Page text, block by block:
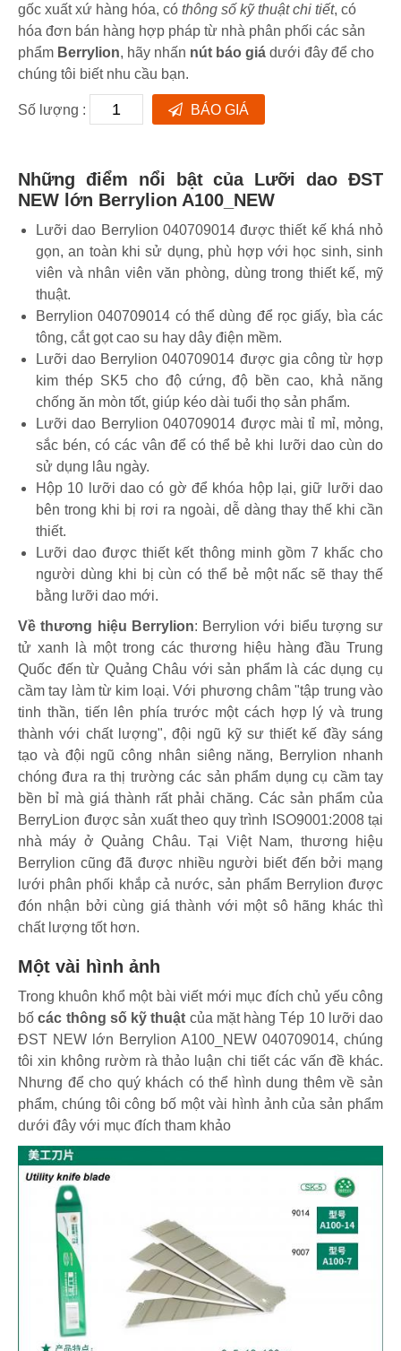
gốc xuất xứ hàng hóa, có thông số kỹ thuật chi tiết, có
hóa đơn bán hàng hợp pháp từ nhà phân phối các sản
phẩm Berrylion, hãy nhấn nút báo giá dưới đây để cho
chúng tôi biết nhu cầu bạn.
Số lượng : BÁO GIÁ
Những điểm nổi bật của Lưỡi dao ĐST
NEW lớn Berrylion A100_NEW
Lưỡi dao Berrylion 040709014 được thiết kế khá nhỏ
gọn, an toàn khi sử dụng, phù hợp với học sinh, sinh
viên và nhân viên văn phòng, dùng trong thiết kế, mỹ
thuật.
Berrylion 040709014 có thể dùng để rọc giấy, bìa các
tông, cắt gọt cao su hay dây điện mềm.
Lưỡi dao Berrylion 040709014 được gia công từ hợp
kim thép SK5 cho độ cứng, độ bền cao, khả năng
chống ăn mòn tốt, giúp kéo dài tuổi thọ sản phẩm.
Lưỡi dao Berrylion 040709014 được mài tỉ mỉ, mỏng,
sắc bén, có các vân để có thể bẻ khi lưỡi dao cùn do
sử dụng lâu ngày.
Hộp 10 lưỡi dao có gờ để khóa hộp lại, giữ lưỡi dao
bên trong khi bị rơi ra ngoài, dễ dàng thay thế khi cần
thiết.
Lưỡi dao được thiết kết thông minh gồm 7 khấc cho
người dùng khi bị cùn có thể bẻ một nấc sẽ thay thế
bằng lưỡi dao mới.
Về thương hiệu Berrylion: Berrylion với biểu tượng sư
tử xanh là một trong các thương hiệu hàng đầu Trung
Quốc đến từ Quảng Châu với sản phẩm là các dụng cụ
cầm tay làm từ kim loại. Với phương châm "tập trung vào
tinh thần, tiến lên phía trước một cách hợp lý và trung
thành với chất lượng", đội ngũ kỹ sư thiết kế đầy sáng
tạo và đội ngũ công nhân siêng năng, Berrylion nhanh
chóng đưa ra thị trường các sản phẩm dụng cụ cầm tay
bền bỉ mà giá thành rất phải chăng. Các sản phẩm của
BerryLion được sản xuất theo quy trình ISO9001:2008 tại
nhà máy ở Quảng Châu. Tại Việt Nam, thương hiệu
Berrylion cũng đã được nhiều người biết đến bởi mạng
lưới phân phối khắp cả nước, sản phẩm Berrylion được
đón nhận bởi cùng giá thành với một sô hãng khác thì
chất lượng tốt hơn.
Một vài hình ảnh
Trong khuôn khổ một bài viết mới mục đích chủ yếu công
bốcác thông số kỹ thuật của mặt hàng Tép 10 lưỡi dao
ĐST NEW lớn Berrylion A100_NEW 040709014, chúng
tôi xin không rườm rà thảo luận chi tiết các vấn đề khác.
Nhưng để cho quý khách có thể hình dung thêm về sản
phẩm, chúng tôi công bố một vài hình ảnh của sản phẩm
dưới đây với mục đích tham khảo